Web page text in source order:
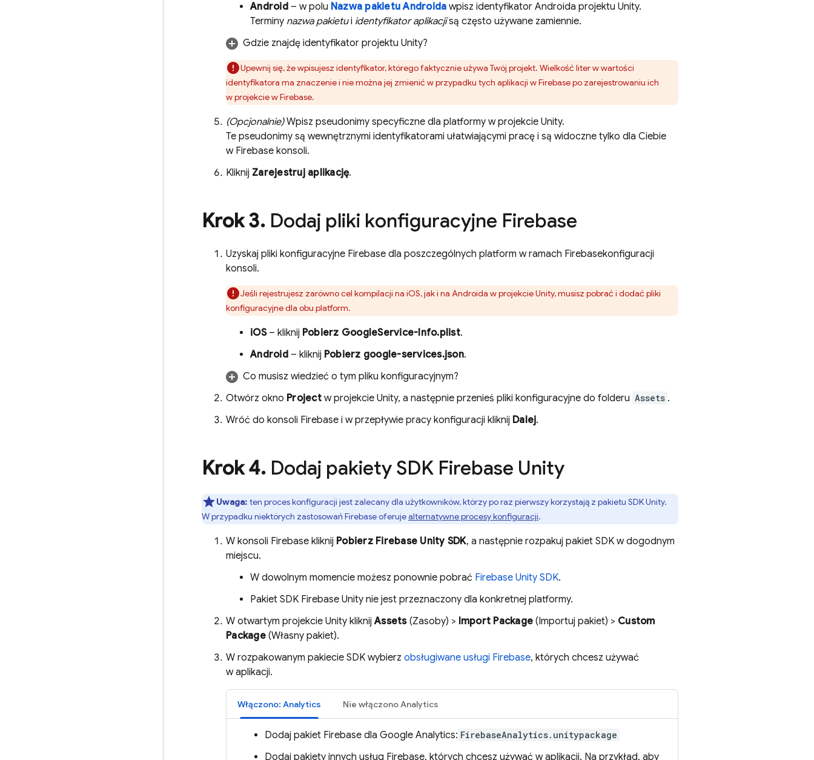
Android– w polu Nazwa pakietu Androida wpisz identyfikator Androida projektu Unity.
Terminy nazwa pakietui identyfikator aplikacjisą często używane zamiennie.
Gdzie znajdę identyfikator projektu Unity?
Upewnij się, że wpisujesz identyfikator, którego faktycznie używa Twój projekt. Wielkość liter w wartości
identyfikatora ma znaczenie i nie można jej zmienić w przypadku tych aplikacji w Firebase po zarejestrowaniu ich
w projekcie w Firebase.
(Opcjonalnie)Wpisz pseudonimy specyficzne dla platformy w projekcie Unity.
Te pseudonimy są wewnętrznymi identyfikatorami ułatwiającymi pracę i są widoczne tylko dla Ciebie
w Firebase konsoli.
Kliknij Zarejestruj aplikację.
Krok 3.Dodaj pliki konfiguracyjne Firebase
Uzyskaj pliki konfiguracyjne Firebase dla poszczególnych platform w ramach Firebasekonfiguracji
konsoli.
Jeśli rejestrujesz zarówno cel kompilacji na iOS, jak i na Androida w projekcie Unity, musisz pobrać i dodać pliki
konfiguracyjne dla obu platform.
iOS– kliknij Pobierz GoogleService-Info.plist.
Android– kliknij Pobierz google-services.json.
Co musisz wiedzieć o tym pliku konfiguracyjnym?
Otwórz okno Projectw projekcie Unity, a następnie przenieś pliki konfiguracyjne do folderu Assets .
Wróć do konsoli Firebase i w przepływie pracy konfiguracji kliknij Dalej.
Krok 4.Dodaj pakiety SDK Firebase Unity
Uwaga: ten proces konfiguracji jest zalecany dla użytkowników, którzy po raz pierwszy korzystają z pakietu SDK Unity.
W przypadku niektórych zastosowań Firebase oferujealternatywne procesy konfiguracji.
W konsoli Firebase kliknij Pobierz Firebase UnitySDK, a następnie rozpakuj pakiet SDK w dogodnym
miejscu.
W dowolnym momencie możesz ponownie pobrać Firebase Unity SDK.
Pakiet SDK Firebase Unity nie jest przeznaczony dla konkretnej platformy.
W otwartym projekcie Unity kliknijAssets(Zasoby) > Import Package (Importuj pakiet) > Custom
Package(Własny pakiet).
W rozpakowanym pakiecie SDK wybierz obsługiwane usługi Firebase, których chcesz używać
w aplikacji.
Włączono: Analytics Nie włączonoAnalytics
Dodaj pakiet Firebase dla Google Analytics: FirebaseAnalytics.unitypackage
Dodaj pakiety innych usług Firebase, których chcesz używać w aplikacji. Na przykład, aby